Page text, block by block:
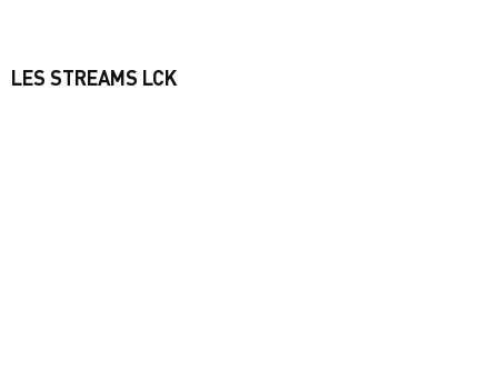
LES STREAMS LCK